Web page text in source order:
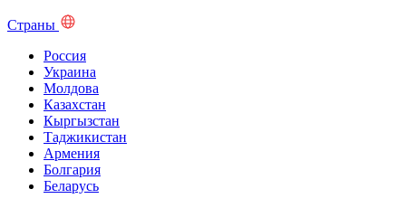
Страны
Россия
Украина
Молдова
Казахстан
Кыргызстан
Таджикистан
Армения
Болгария
Беларусь